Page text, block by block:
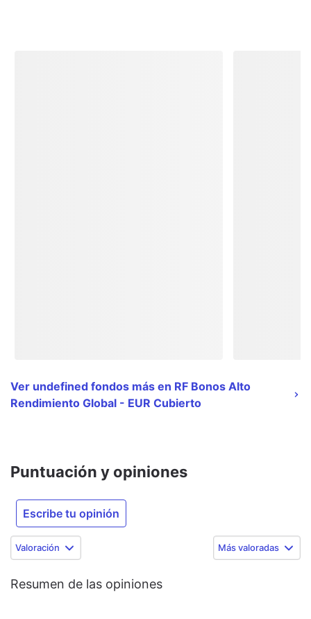
Ver undefined fondos más en RF Bonos Alto
Rendimiento Global - EUR Cubierto
Puntuación y opiniones
Escribe tu opinión
Valoración Más valoradas
Resumen de las opiniones